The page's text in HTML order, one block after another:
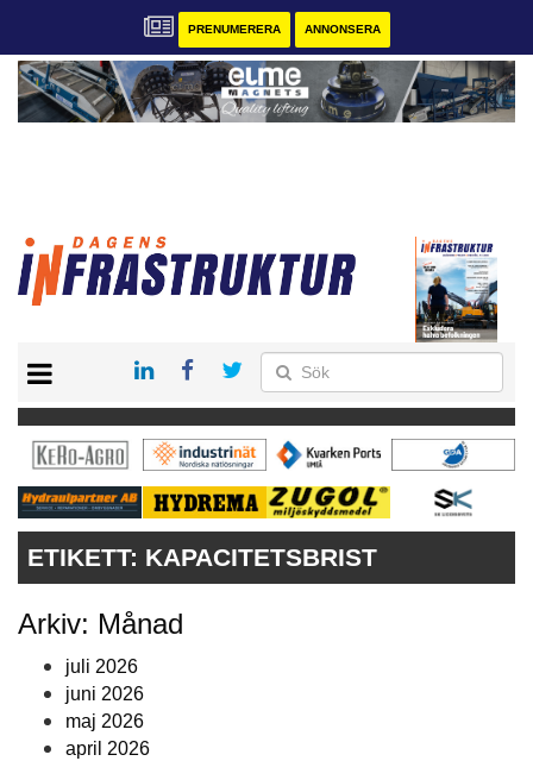
PRENUMERERA ANNONSERA
KONTAKT
VÅRA ANDRA MAGASIN
PRENUMERERA
ANNONSERA
ETIKETT: KAPACITETSBRIST
Arkiv: Månad
juli 2026
juni 2026
maj 2026
april 2026